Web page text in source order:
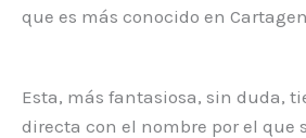
que es más conocido en
Esta, más fantasiosa, sin duda,
directa con el nombre por el que